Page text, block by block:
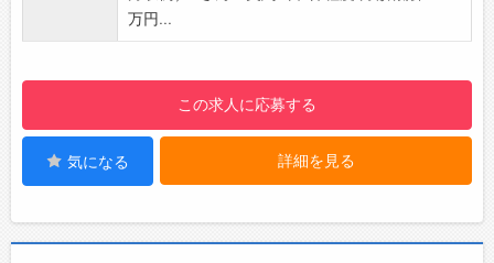
☆----------------------------------------
☆
【未経験者歓迎】
・先輩社員から知識を学んだり、同行しながら
慣れていただきます。
【雇用形態】
・業務委託となります。
※土日祝のみの勤務希望の方などもご相談下さ
【求める人材】
万円...
この求人に応募する
気になる 詳細を見る